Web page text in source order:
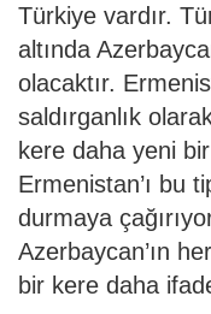
Türkiye vardır.
altında
olacaktır.
saldırganlık
kere daha yeni
Ermenistan’ı bu
durmaya
Azerbaycan’ın
bir kere daha